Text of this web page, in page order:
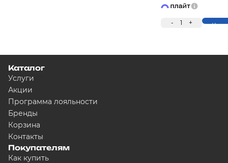
- 1 +
Каталог
Услуги
Акции
Программа лояльности
Бренды
Корзина
Контакты
Покупателям
Как купить